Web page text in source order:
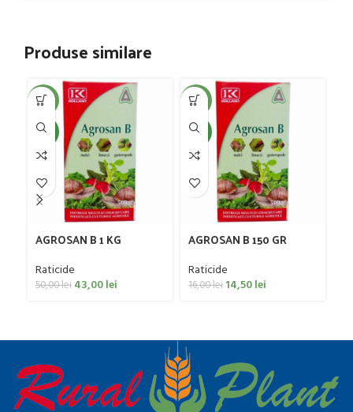
Produse similare
-14%
NEW
AGROSAN B 1 KG
Raticide
50,00lei 43,00lei
-9%
NEW
AGROSAN B 150 GR
Raticide
16,00lei 14,50lei